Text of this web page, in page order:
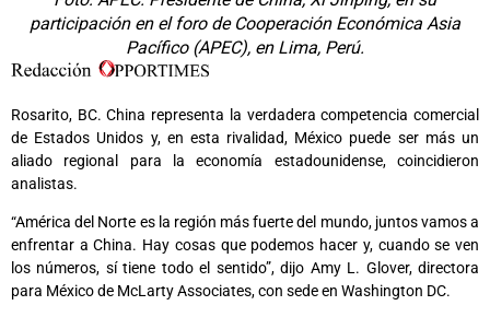
participación en el foro de Cooperación Económica Asia
Pacífico (APEC), en Lima, Perú.
Rosarito, BC. China representa la verdadera competencia comercial
de Estados Unidos y, en esta rivalidad, México puede ser más un
aliado regional para la economía estadounidense, coincidieron
analistas.
“América del Norte es la región más fuerte del mundo, juntos vamos a
enfrentar a China. Hay cosas que podemos hacer y, cuando se ven
los números, sí tiene todo el sentido”, dijo Amy L. Glover, directora
para México de McLarty Associates, con sede en Washington DC.